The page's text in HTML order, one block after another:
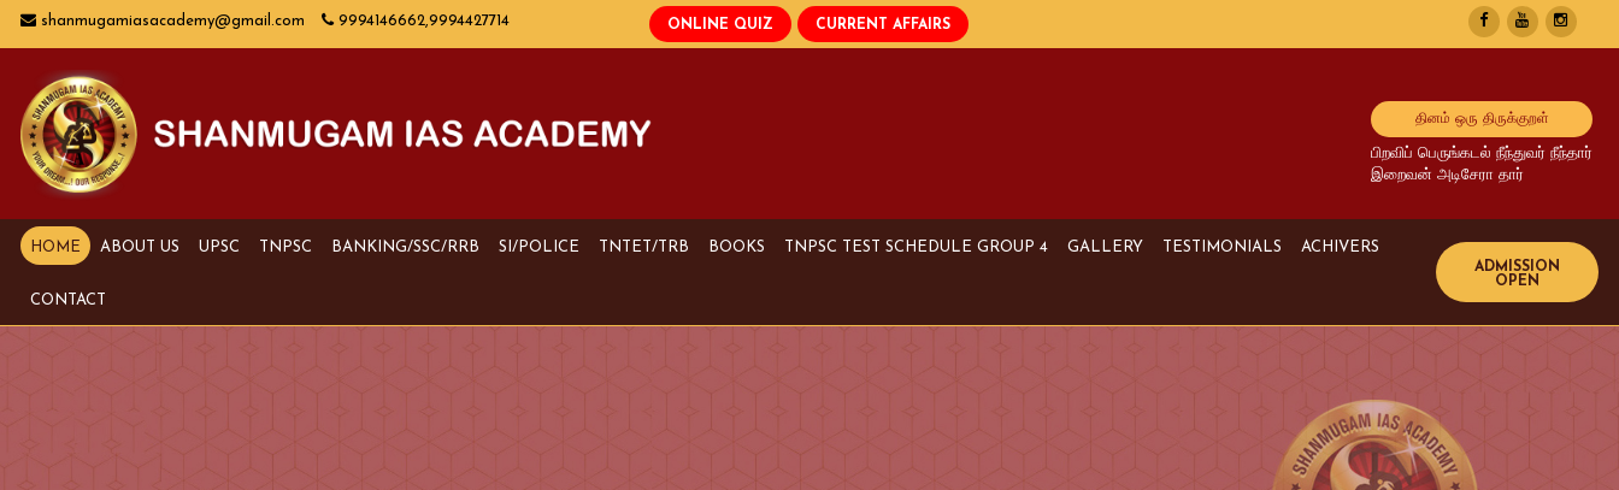
shanmugamiasacademy@gmail.com 9994146662,9994427714
தினம் ஒரு திருக்குறள்
பிறவிப் பெருங்கடல் நீந்துவர் நீந்தார்
இறைவன் அடிசேரா தார்
HOME ABOUT US UPSC TNPSC BANKING/SSC/RRB SI/POLICE TNTET/TRB BOOKS TNPSC TEST SCHEDULE GROUP 4 GALLERY TESTIMONIALS ACHIVERS
Bank Achivers
SI Achivers
CONTACT